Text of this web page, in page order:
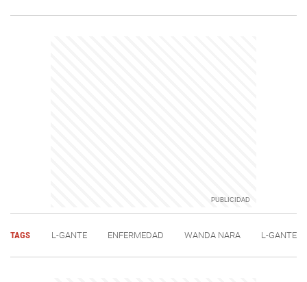
TAGS L-GANTE ENFERMEDAD WANDA NARA L-GANTE